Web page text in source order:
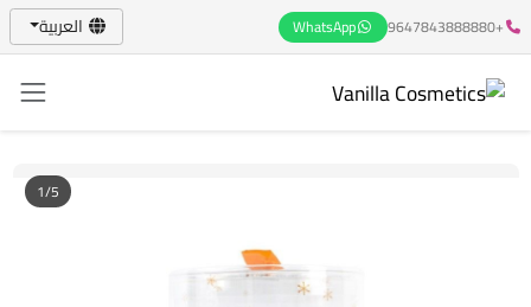
+9647843888880
WhatsApp العربية
1/5